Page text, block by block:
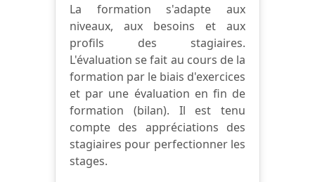
La formation s'adapte aux
niveaux, aux besoins et aux
profils des stagiaires.
L'évaluation se fait au cours de la
formation par le biais d'exercices
et par une évaluation en fin de
formation (bilan). Il est tenu
compte des appréciations des
stagiaires pour perfectionner les
stages.